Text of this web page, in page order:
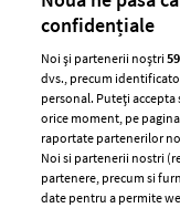
nimeni nu știa, nici ea”
confidențiale
Noi și partenerii noștri
dvs., precum
personal. Puteți accepta
orice moment, pe
raportate partenerilor
Noi si partenerii nostri
partenere, precum si
date pentru a permite